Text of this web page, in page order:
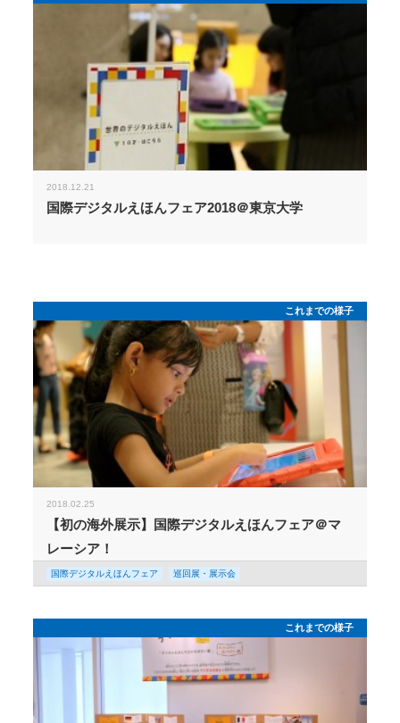
2018.12.21
国際デジタルえほんフェア2018＠東京大学
これまでの様子
2018.02.25
【初の海外展示】国際デジタルえほんフェア＠マ
レーシア！
国際デジタルえほんフェア 巡回展・展示会
これまでの様子